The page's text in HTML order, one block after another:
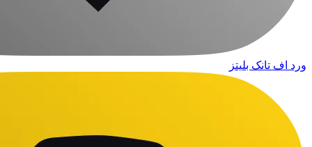
ورد اف تانک بلیتز